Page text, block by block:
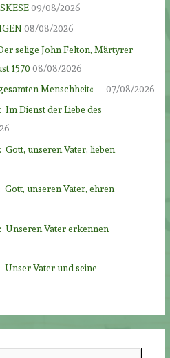
09/08/2026
08/08/2026
selige John Felton, Märtyrer
1570 08/08/2026
Menschheit«
07/08/2026
Dienst der Liebe des
unseren Vater, lieben
unseren Vater, ehren
Unseren Vater erkennen
Unser Vater und seine